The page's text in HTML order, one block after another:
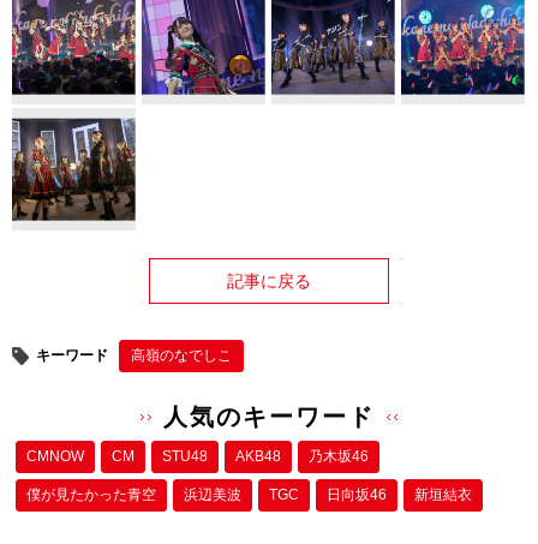
記事に戻る
キーワード 高嶺のなでしこ
人気のキーワード
CMNOW CM STU48 AKB48 乃木坂46
僕が⾒たかった⻘空 浜辺美波 TGC 日向坂46 新垣結衣